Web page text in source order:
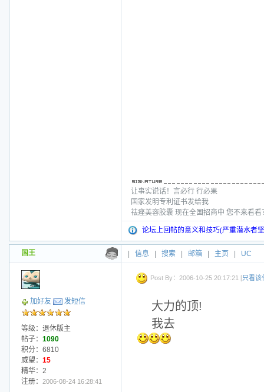
让事实说话！言必行 行必果
国家发明专利证书发给我
祛痤美容胶囊 现在全国招商中 您不来看
论坛上回帖的意义和技巧(严重潜水者
国王 信息 搜索 邮箱 主页 UC
加好友 发短信
等级：退休版主
帖子： 1090
积分：6810
威望： 15
精华：2
注册： 2006-08-24 16:28:41
Post By：2006-10-25 20:17:21 [只看该
大力的顶!
我去